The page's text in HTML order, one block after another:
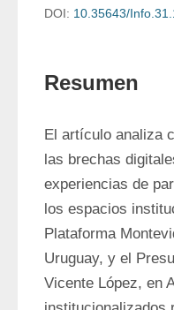
DOI: 10.35643/
Resumen
El artículo analiza
las brechas
experiencias de
los espacios
Plataforma
Uruguay, y el
Vicente López, en